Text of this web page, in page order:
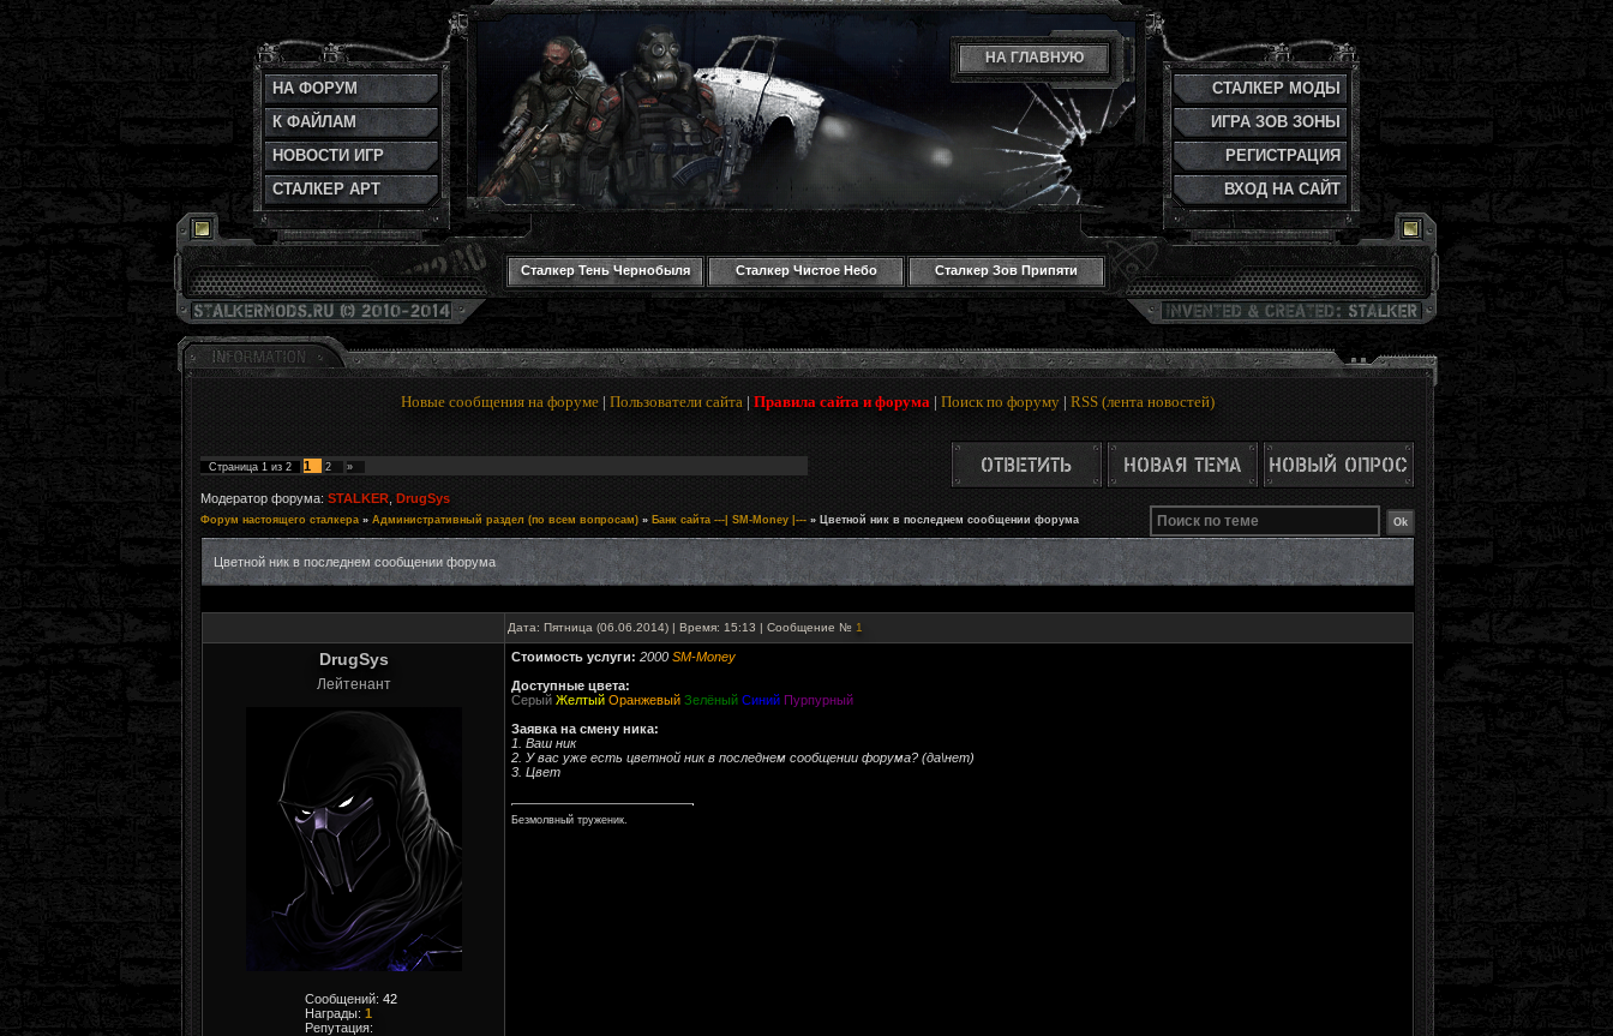
НА ГЛАВНУЮ
СТАЛКЕР МОДЫ
ИГРА ЗОВ ЗОНЫ
РЕГИСТРАЦИЯ
ВХОД НА САЙТ
НА ФОРУМ
К ФАЙЛАМ
НОВОСТИ ИГР
СТАЛКЕР АРТ
Сталкер Тень Чернобыля Сталкер Чистое Небо Сталкер Зов Припяти
Новые сообщения на форуме | Пользователи сайта | Правила сайта и форума | Поиск по форуму | RSS (лента новостей)
Страница 1 из 2 1 2 »
Модератор форума: STALKER DrugSys
Форум настоящего сталкера » Административный раздел (по всем вопросам) » Банк сайта ---| SM-Money |--- » Цветной ник в последнем сообщении форума
Цветной ник в последнем сообщении форума
Дата: Пятница (06.06.2014) | Время: 15:13 | Сообщение № 1
DrugSys
Лейтенант
Сообщений: 42
Награды: 1
Репутация:
Стоимость услуги: 2000 SM-Money
Доступные цвета:
Серый Желтый Оранжевый Зелёный Синий Пурпурный
Заявка на смену ника:
1. Ваш ник
2. У вас уже есть цветной ник в последнем сообщении форума? (да\нет)
3. Цвет
Безмолвный труженик.